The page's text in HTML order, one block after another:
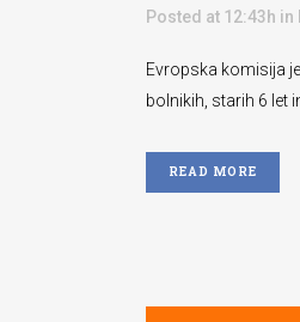
Posted at 12:43h in
Evropska komisija
bolnikih, starih 6 let
READ MORE